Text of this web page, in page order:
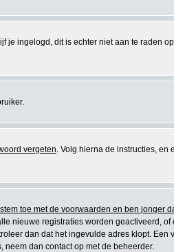
je ingelogd, dit is echter niet aan te raden
vergeten. Volg hierna de instructies, en
stem toe met de voorwaarden en ben jonger
nieuwe registraties worden geactiveerd, of
dan dat het ingevulde adres klopt. Een
dan contact op met de beheerder.